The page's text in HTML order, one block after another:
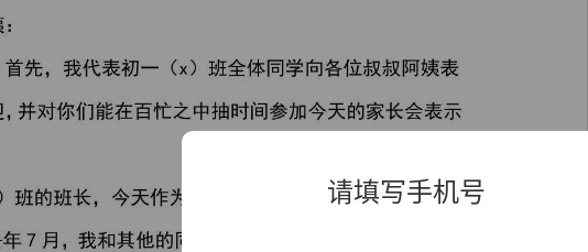
请填写手机号